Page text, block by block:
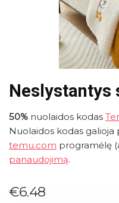
Neslystantys
50% nuolaidos kodas
Nuolaidos kodas
temu.com programėlę
panaudojimą.
€6.48